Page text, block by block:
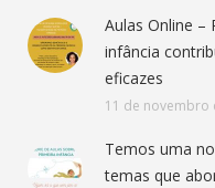
Aulas Online –
infância
eficazes
11 de novembro
Temos uma
temas que